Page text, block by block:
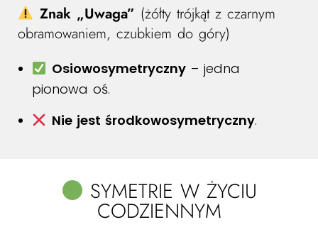
Znak „Uwaga” (żółty trójkąt z czarnym
obramowaniem, czubkiem do góry)
Osiowosymetryczny– jedna
pionowa oś.
Nie jest środkowosymetryczny.
SYMETRIE W ŻYCIU
CODZIENNYM